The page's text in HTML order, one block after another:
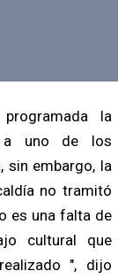
la
a uno de los
sin embargo, la
no tramitó
es una falta de
cultural que
", dijo